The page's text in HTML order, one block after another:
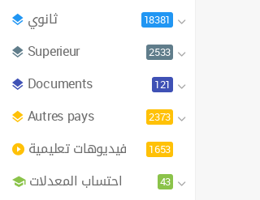
ثانوي 18381
Superieur 2533
Documents 121
Autres pays 2373
فيديوهات تعليمية 1653
احتساب المعدلات 43